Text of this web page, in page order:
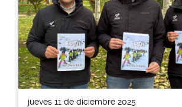
jueves 11 de diciembre 2025